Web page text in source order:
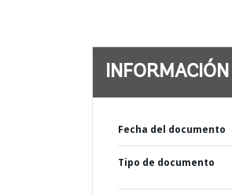
INFORMACIÓN
Fecha del documento
Tipo de documento